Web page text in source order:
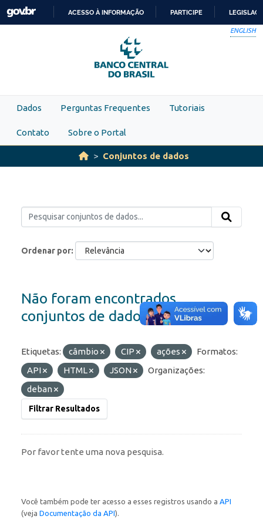
Skip to main content
PARA
O
CONTEÚDO
ACESSO À INFORMAÇÃO PARTICIPE
ENGLISH
Dados Perguntas Frequentes Tutoriais
Contato Sobre o Portal
Conjuntos de dados
Ordenar por
Não foram encontrados
conjuntos de dados
Etiquetas: câmbio CIP ações
Formatos:
API
HTML JSON
Organizações:
deban
Filtrar Resultados
Por favor tente uma nova pesquisa.
Você também pode ter acesso a esses registros usando a API
(veja Documentação da API).